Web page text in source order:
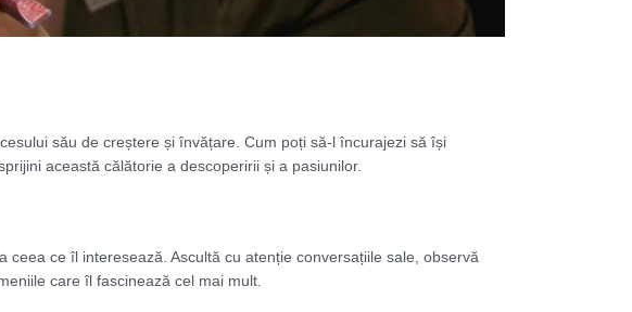
său de creștere și învățare. Cum poți să-l încurajezi să își
această călătorie a descoperirii și a pasiunilor.
ce îl interesează. Ascultă cu atenție conversațiile sale, observă
care îl fascinează cel mai mult.